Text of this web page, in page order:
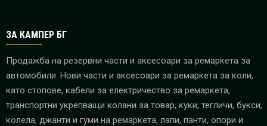
ЗА КАМПЕР БГ
Продажба на резервни части и аксесоари за ремаркета за
автомобили. Нови части и аксесоари за ремаркета за коли,
като стопове, кабели за електричество за ремаркета,
транспортни укрепващи колани за товар, куки, тегличи, букси,
колела, джанти и гуми на ремаркета, лапи, панти, опори и